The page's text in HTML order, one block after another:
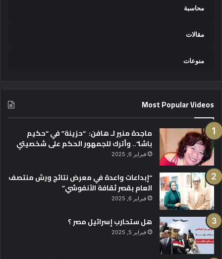
محاسبة
مقالات
منوعات
Most Popular Videos
ماجدة منير لـ هافن: “حزينة” في “حكيم
باشا”.. وأترك للجمهور الحكم على شخصيتي
فبراير 6, 2025
“إبداعات واعدة في معرض نتائج ورش منتصف
العام بقصر ثقافة الأنفوشي”
فبراير 6, 2025
هل ستحارب إسرائيل مصر ؟
فبراير 5, 2025